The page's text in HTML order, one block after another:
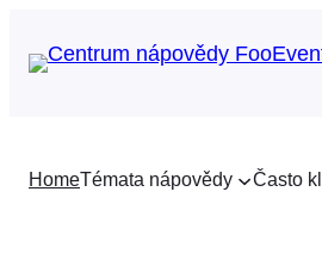
HomeTémata nápovědy Často